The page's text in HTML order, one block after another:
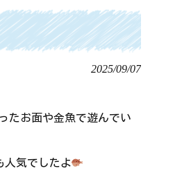
2025/09/07
たお面や金魚で遊んでい
人気でしたよ